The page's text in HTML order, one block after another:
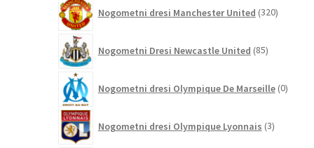
Nogometni dresi Manchester United 320izdelkov
Nogometni Dresi Newcastle United 85izdelkov
Nogometni dresi Olympique De Marseille 0
Nogometni dresi Olympique Lyonnais 3izdelki